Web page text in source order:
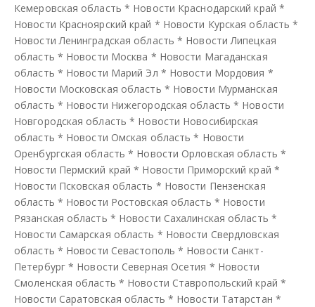
Кемеровская область * Новости Краснодарский край *
Новости Красноярский край * Новости Курская область *
Новости Ленинградская область * Новости Липецкая
область * Новости Москва * Новости Магаданская
область * Новости Марий Эл * Новости Мордовия *
Новости Московская область * Новости Мурманская
область * Новости Нижегородская область * Новости
Новгородская область * Новости Новосибирская
область * Новости Омская область * Новости
Оренбургская область * Новости Орловская область *
Новости Пермский край * Новости Приморский край *
Новости Псковская область * Новости Пензенская
область * Новости Ростовская область * Новости
Рязанская область * Новости Сахалинская область *
Новости Самарская область * Новости Свердловская
область * Новости Севастополь * Новости Санкт-
Петербург* Новости Северная Осетия * Новости
Смоленская область * Новости Ставропольский край *
Новости Саратовская область * Новости Татарстан *